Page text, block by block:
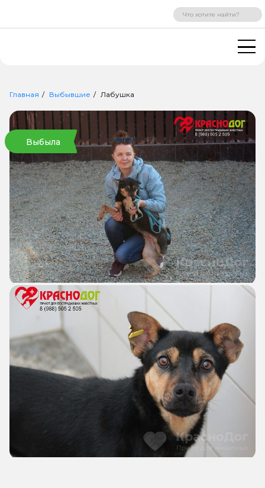
ВХОД РЕГИСТРАЦИЯ
Главная Выбывшие Лабушка
Выбыла